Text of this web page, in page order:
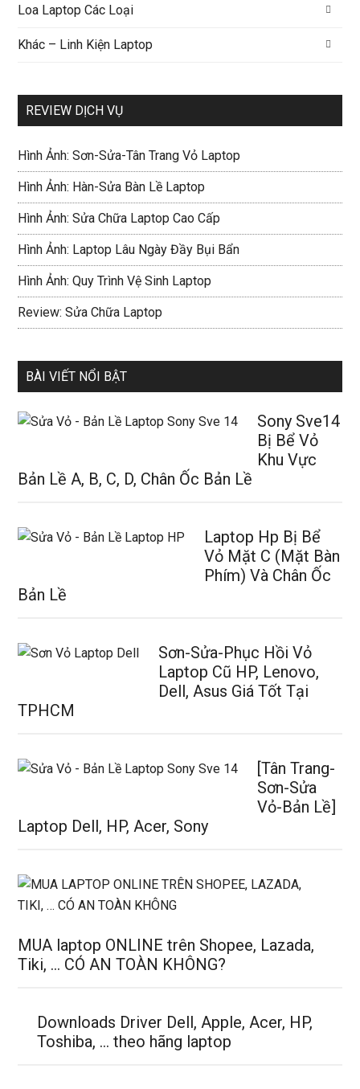
Loa Laptop Các Loại
Khác – Linh Kiện Laptop
REVIEW DỊCH VỤ
Hình Ảnh: Sơn-Sửa-Tân Trang Vỏ Laptop
Hình Ảnh: Hàn-Sửa Bàn Lề Laptop
Hình Ảnh: Sửa Chữa Laptop Cao Cấp
Hình Ảnh: Laptop Lâu Ngày Đầy Bụi Bẩn
Hình Ảnh: Quy Trình Vệ Sinh Laptop
Review: Sửa Chữa Laptop
BÀI VIẾT NỔI BẬT
Sony Sve14
Bị Bể Vỏ
Khu Vực
Bản Lề A, B, C, D, Chân Ốc Bản Lề
Laptop Hp Bị Bể
Vỏ Mặt C (Mặt Bàn
Phím) Và Chân Ốc
Bản Lề
Sơn-Sửa-Phục Hồi Vỏ
Laptop Cũ HP, Lenovo,
Dell, Asus Giá Tốt Tại
TPHCM
[Tân Trang-
Sơn-Sửa
Vỏ-Bản Lề]
Laptop Dell, HP, Acer, Sony
MUA laptop ONLINE trên Shopee, Lazada,
Tiki, … CÓ AN TOÀN KHÔNG?
Downloads Driver Dell, Apple, Acer, HP,
Toshiba, … theo hãng laptop